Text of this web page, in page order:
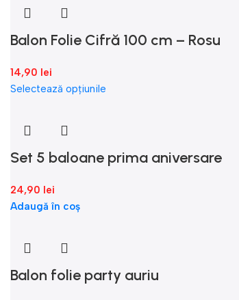
Balon Folie Cifră 100 cm – Rosu
14,90 lei
Selectează opțiunile
Set 5 baloane prima aniversare
24,90 lei
Adaugă în coș
Balon folie party auriu